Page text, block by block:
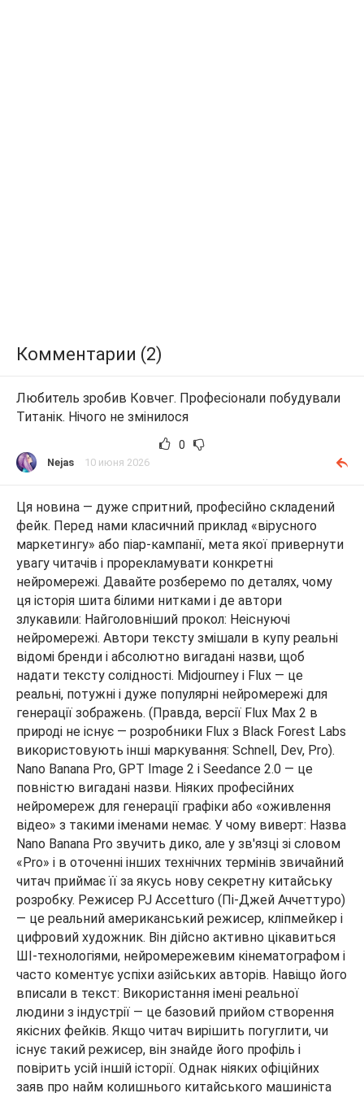
Комментарии (2)
Любитель зробив Ковчег. Професіонали побудували
Титанік. Нічого не змінилося
0
Nejas 10 июня 2026
Ця новина — дуже спритний, професійно складений
фейк. Перед нами класичний приклад «вірусного
маркетингу» або піар-кампанії, мета якої привернути
увагу читачів і прорекламувати конкретні
нейромережі. Давайте розберемо по деталях, чому
ця історія шита білими нитками і де автори
злукавили: Найголовніший прокол: Неіснуючі
нейромережі. Автори тексту змішали в купу реальні
відомі бренди і абсолютно вигадані назви, щоб
надати тексту солідності. Midjourney і Flux — це
реальні, потужні і дуже популярні нейромережі для
генерації зображень. (Правда, версії Flux Max 2 в
природі не існує — розробники Flux з Black Forest Labs
використовують інші маркування: Schnell, Dev, Pro).
Nano Banana Pro, GPT Image 2 і Seedance 2.0 — це
повністю вигадані назви. Ніяких професійних
нейромереж для генерації графіки або «оживлення
відео» з такими іменами немає. У чому виверт: Назва
Nano Banana Pro звучить дико, але у зв'язці зі словом
«Pro» і в оточенні інших технічних термінів звичайний
читач приймає її за якусь нову секретну китайську
розробку. Режисер PJ Accetturo (Пі-Джей Аччеттуро)
— це реальний американський режисер, кліпмейкер і
цифровий художник. Він дійсно активно цікавиться
ШІ-технологіями, нейромережевим кінематографом і
часто коментує успіхи азійських авторів. Навіщо його
вписали в текст: Використання імені реальної
людини з індустрії — це базовий прийом створення
якісних фейків. Якщо читач вирішить погуглити, чи
існує такий режисер, він знайде його профіль і
повірить усій іншій історії. Однак ніяких офіційних
заяв про найм колишнього китайського машиніста